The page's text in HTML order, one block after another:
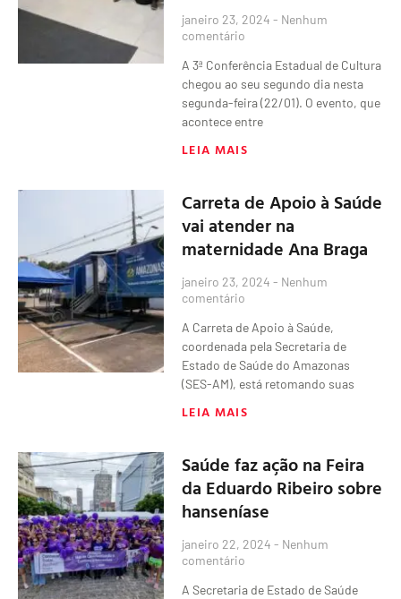
janeiro 23, 2024 Nenhum
comentário
A 3ª Conferência Estadual de Cultura
chegou ao seu segundo dia nesta
segunda-feira (22/01). O evento, que
acontece entre
LEIA MAIS
Carreta de Apoio à Saúde
vai atender na
maternidade Ana Braga
janeiro 23, 2024 Nenhum
comentário
A Carreta de Apoio à Saúde,
coordenada pela Secretaria de
Estado de Saúde do Amazonas
(SES-AM), está retomando suas
LEIA MAIS
Saúde faz ação na Feira
da Eduardo Ribeiro sobre
hanseníase
janeiro 22, 2024 Nenhum
comentário
A Secretaria de Estado de Saúde